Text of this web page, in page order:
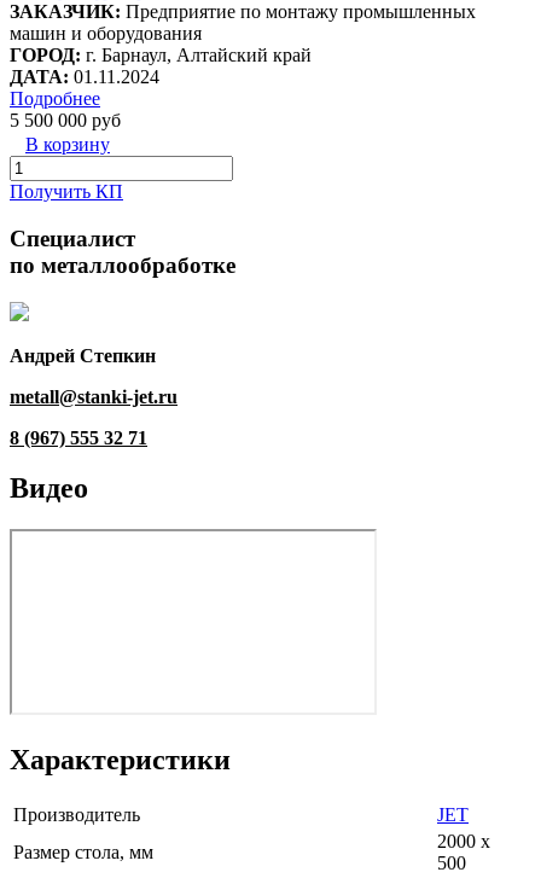
ЗАКАЗЧИК: Предприятие по монтажу промышленных
машин и оборудования
ГОРОД: г. Барнаул, Алтайский край
ДАТА: 01.11.2024
Подробнее
5 500 000 руб
В корзину
Получить КП
Специалист
по металлообработке
Андрей Степкин
metall@stanki-jet.ru
8 (967) 555 32 71
Видео
Характеристики
Производитель
JET
Размер стола, мм
2000 х
500